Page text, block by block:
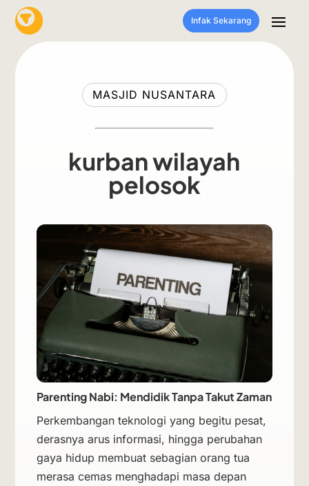
Infak Sekarang
MASJID NUSANTARA
kurban wilayah
pelosok
Parenting Nabi: Mendidik Tanpa Takut Zaman
Perkembangan teknologi yang begitu pesat,
derasnya arus informasi, hingga perubahan
gaya hidup membuat sebagian orang tua
merasa cemas menghadapi masa depan